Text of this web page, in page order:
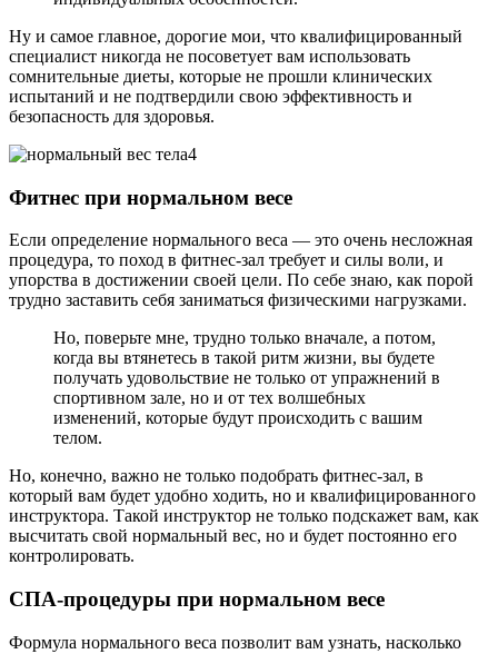
Ну и самое главное, дорогие мои, что квалифицированный
специалист никогда не посоветует вам использовать
сомнительные диеты, которые не прошли клинических
испытаний и не подтвердили свою эффективность и
безопасность для здоровья.
Фитнес при нормальном весе
Если определение нормального веса — это очень несложная
процедура, то поход в фитнес-зал требует и силы воли, и
упорства в достижении своей цели. По себе знаю, как порой
трудно заставить себя заниматься физическими нагрузками.
Но, поверьте мне, трудно только вначале, а потом,
когда вы втянетесь в такой ритм жизни, вы будете
получать удовольствие не только от упражнений в
спортивном зале, но и от тех волшебных
изменений, которые будут происходить с вашим
телом.
Но, конечно, важно не только подобрать фитнес-зал, в
который вам будет удобно ходить, но и квалифицированного
инструктора. Такой инструктор не только подскажет вам, как
высчитать свой нормальный вес, но и будет постоянно его
контролировать.
СПА-процедуры при нормальном весе
Формула нормального веса позволит вам узнать, насколько